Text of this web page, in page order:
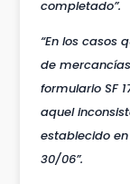
completado”.
“En los casos
de
formulario SF
aquel
establecido en
30/06”.